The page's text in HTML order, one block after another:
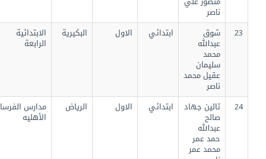
شوق
عبدالله
محمد
سليمان
عقيل محمد
ابتدائي الاول البكيرية الابتدائية
الرابعة
تالين جهاد
صالح
عبدالله
حمد عمر
محمد عمر
ابتدائي الاول الرياض مدارس الفرسان
الأهليه